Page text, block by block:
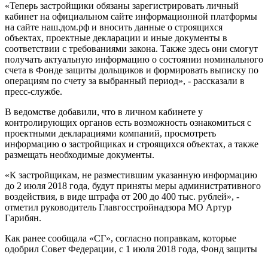
«Теперь застройщики обязаны зарегистрировать личный
кабинет на официальном сайте информационной платформы
на сайте наш.дом.рф и вносить данные о строящихся
объектах, проектные декларации и иные документы в
соответствии с требованиями закона. Также здесь они смогут
получать актуальную информацию о состоянии номинального
счета в Фонде защиты дольщиков и формировать выписку по
операциям по счету за выбранный период», - рассказали в
пресс-службе.
В ведомстве добавили, что в личном кабинете у
контролирующих органов есть возможность ознакомиться с
проектными декларациями компаний, просмотреть
информацию о застройщиках и строящихся объектах, а также
размещать необходимые документы.
«К застройщикам, не разместившим указанную информацию
до 2 июля 2018 года, будут приняты меры административного
воздействия, в виде штрафа от 200 до 400 тыс. рублей», -
отметил руководитель Главгосстройнадзора МО Артур
Гарибян.
Как ранее сообщала «СГ», согласно поправкам, которые
одобрил Совет Федерации, с 1 июля 2018 года, Фонд защиты